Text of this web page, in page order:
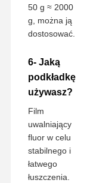
50 g ≈ 2000
g, można ją
dostosować.
6- Jaką
podkładkę
używasz?
Film
uwalniający
fluor w celu
stabilnego i
łatwego
łuszczenia.